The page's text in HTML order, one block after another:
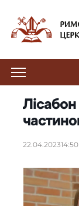
Лісабон
22.04.202314:50